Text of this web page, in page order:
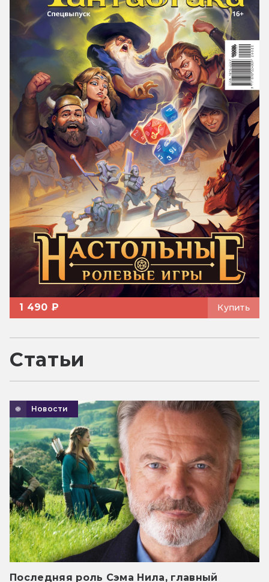
1 490 ₽ Купить
Статьи
Новости
Последняя роль Сэма Нила, главный